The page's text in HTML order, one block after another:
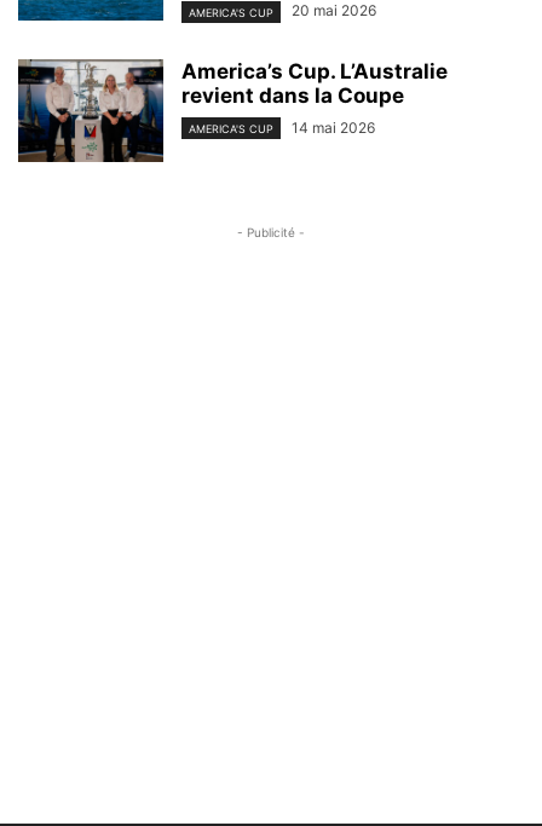
AMERICA'S CUP 20 mai 2026
America’s Cup. L’Australie
revient dans la Coupe
AMERICA'S CUP 14 mai 2026
- Publicité -